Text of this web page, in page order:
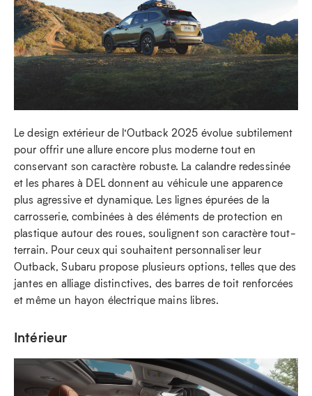
Le design extérieur de l’Outback 2025 évolue subtilement
pour offrir une allure encore plus moderne tout en
conservant son caractère robuste. La calandre redessinée
et les phares à DEL donnent au véhicule une apparence
plus agressive et dynamique. Les lignes épurées de la
carrosserie, combinées à des éléments de protection en
plastique autour des roues, soulignent son caractère tout-
terrain. Pour ceux qui souhaitent personnaliser leur
Outback, Subaru propose plusieurs options, telles que des
jantes en alliage distinctives, des barres de toit renforcées
et même un hayon électrique mains libres.
Intérieur